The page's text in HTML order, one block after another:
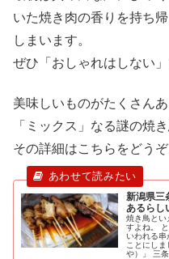
いた焼き肉の香りを持ち
しまいます。
ぜひ「おしゃれはしない
美味しいものがたくさん
「ミックス」なる謎の焼
その詳細はこちらをどうぞ
新潟県三
あるらし
焼き鳥とい
すよね。
いわれる串
ことにしま
や）」 三